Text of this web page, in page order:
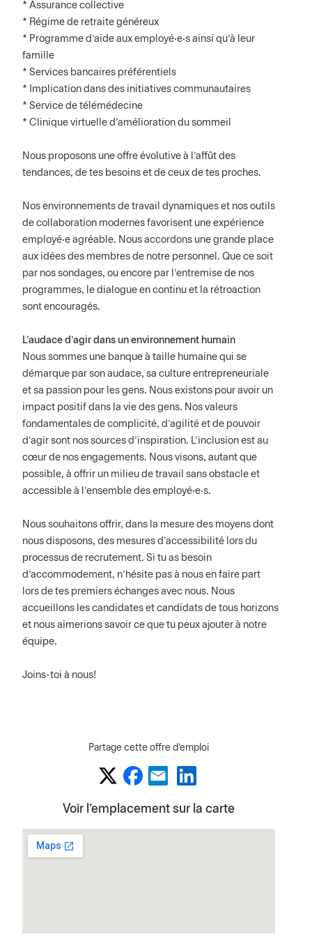
* Assurance collective
* Régime de retraite généreux
* Programme d’aide aux employé·e·s ainsi qu’à leur
famille
* Services bancaires préférentiels
* Implication dans des initiatives communautaires
* Service de télémédecine
* Clinique virtuelle d’amélioration du sommeil
Nous proposons une offre évolutive à l’affût des
tendances, de tes besoins et de ceux de tes proches.
Nos environnements de travail dynamiques et nos outils
de collaboration modernes favorisent une expérience
employé·e agréable. Nous accordons une grande place
aux idées des membres de notre personnel. Que ce soit
par nos sondages, ou encore par l’entremise de nos
programmes, le dialogue en continu et la rétroaction
sont encouragés.
L'audace d'agir dans un environnement humain
Nous sommes une banque à taille humaine qui se
démarque par son audace, sa culture entrepreneuriale
et sa passion pour les gens. Nous existons pour avoir un
impact positif dans la vie des gens. Nos valeurs
fondamentales de complicité, d’agilité et de pouvoir
d’agir sont nos sources d’inspiration. L’inclusion est au
cœur de nos engagements. Nous visons, autant que
possible, à offrir un milieu de travail sans obstacle et
accessible à l’ensemble des employé·e·s.
Nous souhaitons offrir, dans la mesure des moyens dont
nous disposons, des mesures d’accessibilité lors du
processus de recrutement. Si tu as besoin
d'accommodement, n’hésite pas à nous en faire part
lors de tes premiers échanges avec nous. Nous
accueillons les candidates et candidats de tous horizons
et nous aimerions savoir ce que tu peux ajouter à notre
équipe.
Joins-toi à nous!
Partage cette offre d'emploi
Voir l'emplacement sur la carte